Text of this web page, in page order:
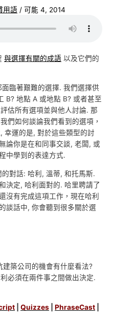
用語 /可能 4, 2014
與選擇有關的成語 以及它們的
臨著艱難的選擇. 我們選擇供
B? 地點 A 或地點 B? 或者甚至
估所有選項並與他人討論. 那
們如何談論我們看到的選項，
幸運的是, 對於這些類型的討
論你是在和同事交談, 老闆, 或
中學到的表達方式.
對話: 哈利, 溫蒂, 和托馬斯.
決定, 哈利面對的. 哈里聘請了
沒有完成這項工作，現在哈利
談話中, 你會聽到很多關於選
築公司的機會有什麼看法?
必須在兩件事之間做出決定.
|Quizzes |PhraseCast